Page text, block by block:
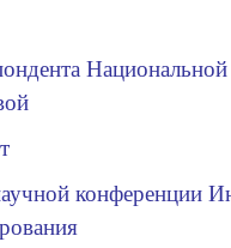
конференции